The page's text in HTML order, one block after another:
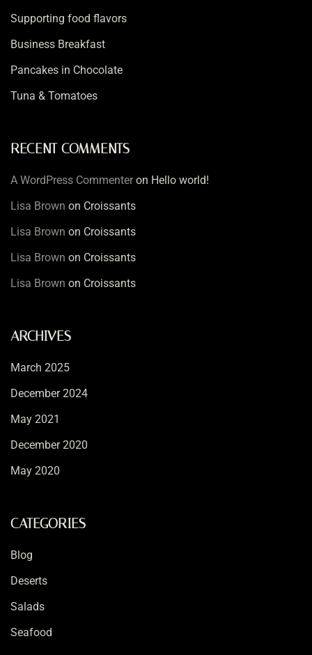
Supporting food flavors
Business Breakfast
Pancakes in Chocolate
Tuna & Tomatoes
RECENT COMMENTS
A WordPress Commenteron Hello world!
Lisa Brown on Croissants
Lisa Brown on Croissants
Lisa Brown on Croissants
Lisa Brown on Croissants
ARCHIVES
March 2025
December 2024
May 2021
December 2020
May 2020
CATEGORIES
Blog
Deserts
Salads
Seafood